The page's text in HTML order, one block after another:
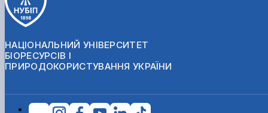
НАЦІОНАЛЬНИЙ УНІВЕРСИТЕТ
БІОРЕСУРСІВ І
ПРИРОДОКОРИСТУВАННЯ УКРАЇНИ